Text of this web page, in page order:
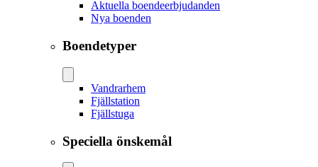
Aktuella boendeerbjudanden
Nya boenden
Boendetyper
Vandrarhem
Fjällstation
Fjällstuga
Speciella önskemål